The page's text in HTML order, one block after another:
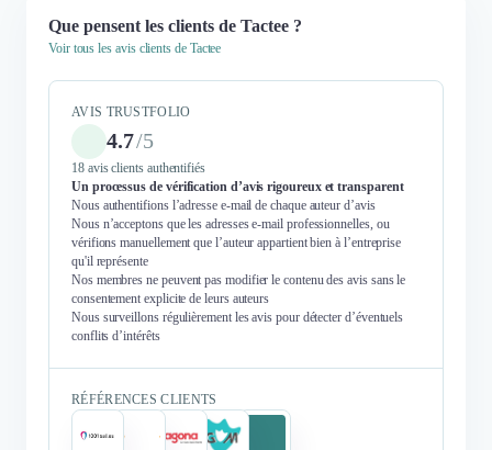
Que pensent les clients de Tactee ?
Voir tous les avis clients de Tactee
AVIS TRUSTFOLIO
4.7/5
18 avis clients authentifiés
Un processus de vérification d’avis rigoureux et transparent
Nous authentifions l’adresse e-mail de chaque auteur d’avis
Nous n’acceptons que les adresses e-mail professionnelles, ou
vérifions manuellement que l’auteur appartient bien à l’entreprise
qu'il représente
Nos membres ne peuvent pas modifier le contenu des avis sans le
consentement explicite de leurs auteurs
Nous surveillons régulièrement les avis pour détecter d’éventuels
conflits d’intérêts
RÉFÉRENCES CLIENTS